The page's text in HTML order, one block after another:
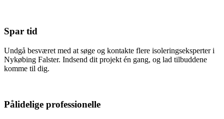
Spar tid
Undgå besværet med at søge og kontakte flere isoleringseksperter i
Nykøbing Falster. Indsend dit projekt én gang, og lad tilbuddene
komme til dig.
Pålidelige professionelle